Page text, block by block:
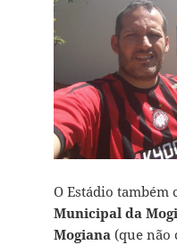
O Estádio também
Municipal da
Mogiana(que não